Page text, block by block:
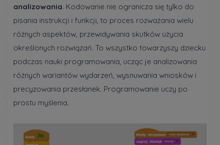
analizowania. Kodowanie nie ogranicza się tylko do
pisania instrukcji i funkcji, to proces rozważania wielu
różnych aspektów, przewidywania skutków użycia
określonych rozwiązań. To wszystko towarzyszy dziecku
podczas nauki programowania, ucząc je analizowania
różnych wariantów wydarzeń, wysnuwania wniosków i
precyzowania przesłanek. Programowanie uczy po
prostu myślenia.